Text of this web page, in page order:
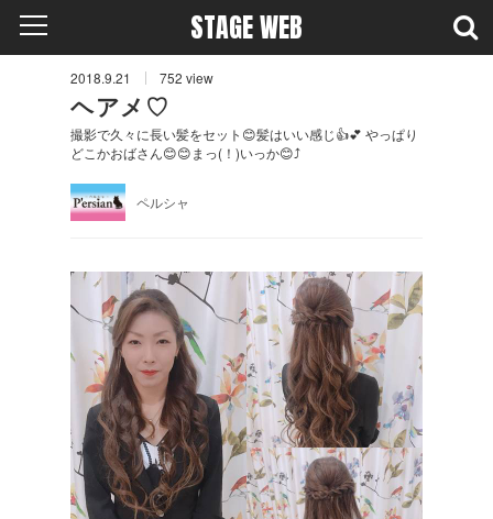
STAGE WEB
2018.9.21 752 view
ヘアメ♡
撮影で久々に長い髪をセット😊髪はいい感じ👍💕 やっぱり
どこかおばさん😊😊まっ(！)いっか😊⤴️
ペルシャ